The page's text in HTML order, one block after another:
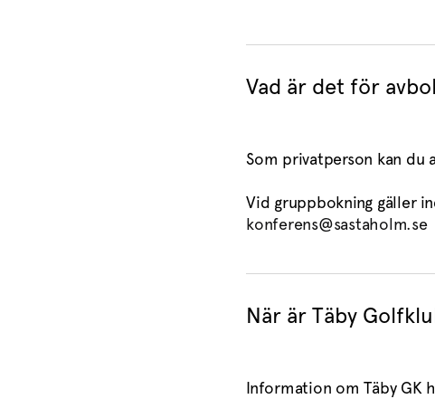
Vad är det för
Som privatperson kan du
Vid gruppbokning gäller
konferens@sastaholm.se
När är Täby
Information om Täby GK